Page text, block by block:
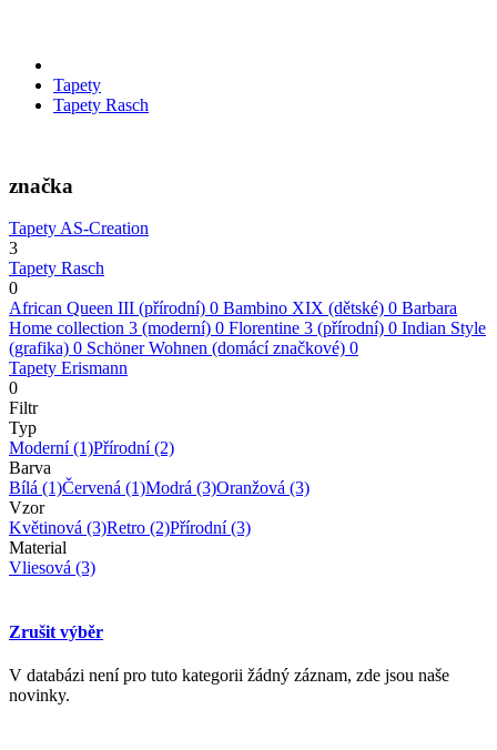
Tapety
Tapety Rasch
značka
Tapety AS-Creation
3
Tapety Rasch
0
African Queen III (přírodní) 0 Bambino XIX (dětské) 0 Barbara
Home collection 3 (moderní) 0 Florentine 3 (přírodní) 0 Indian Style
(grafika) 0 Schöner Wohnen (domácí značkové) 0
Tapety Erismann
0
Filtr
Typ
Moderní(1)Přírodní(2)
Barva
Bílá (1)Červená (1)Modrá (3)Oranžová (3)
Vzor
Květinová (3)Retro (2)Přírodní(3)
Material
Vliesová (3)
Zrušit výběr
V databázi není pro tuto kategorii žádný záznam, zde jsou naše
novinky.